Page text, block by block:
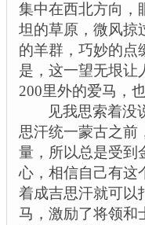
集中在西北方向，
坦的草原，微风掠
的羊群，巧妙的点
是，这一望无垠让
200里外的爱马，
见我思索着没
思汗统一蒙古之前
量，所以总是受到
心，相信自己有这
着成吉思汗就可以
马，激励了将领和